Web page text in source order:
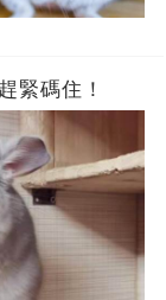
緊碼住！